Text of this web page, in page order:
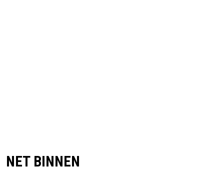
NET BINNEN